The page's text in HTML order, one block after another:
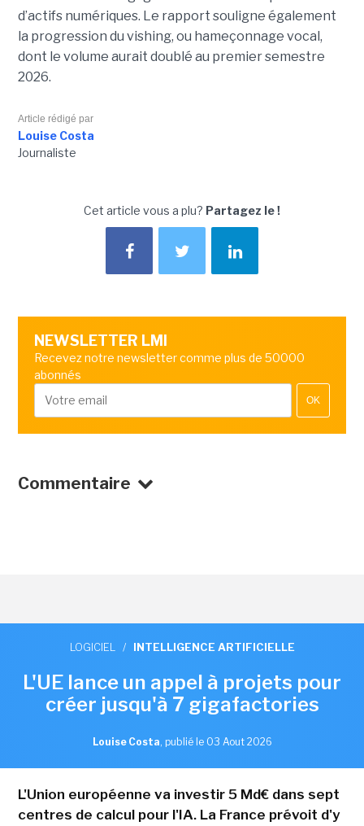
d’actifs numériques. Le rapport souligne également
la progression du vishing, ou hameçonnage vocal,
dont le volume aurait doublé au premier semestre
2026.
Article rédigé par
Louise Costa
Journaliste
Cet article vous a plu? Partagez le !
NEWSLETTER LMI
Recevez notre newsletter comme plus de 50000
abonnés
OK
Commentaire
LOGICIEL / INTELLIGENCE ARTIFICIELLE
L'UE lance un appel à projets pour
créer jusqu'à 7 gigafactories
Louise Costa, publié le 03 Aout 2026
L'Union européenne va investir 5 Md€ dans sept
centres de calcul pour l'IA. La France prévoit d'y